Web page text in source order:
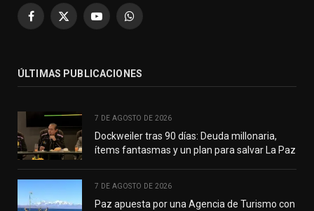
Facebook
X
YouTubeWhatsApp
ÚLTIMAS PUBLICACIONES
7 DE AGOSTO DE 2026
Dockweiler tras 90 días: Deuda millonaria,
ítems fantasmas y un plan para salvar La Paz
7 DE AGOSTO DE 2026
Paz apuesta por una Agencia de Turismo con